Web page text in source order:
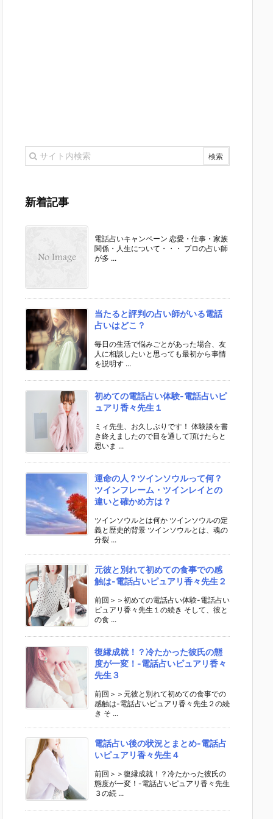
新着記事
電話占いキャンペーン 恋愛・仕事・家族
関係・人生について・・・ プロの占い師
が多 ...
当たると評判の占い師がいる電話
占いはどこ？
毎日の生活で悩みごとがあった場合、友
人に相談したいと思っても最初から事情
を説明す ...
初めての電話占い体験-電話占いピ
ュアリ香々先生１
ミィ先生、お久しぶりです！ 体験談を書
き終えましたので目を通して頂けたらと
思いま ...
運命の人？ツインソウルって何？
ツインフレーム・ツインレイとの
違いと確かめ方は？
ツインソウルとは何か ツインソウルの定
義と歴史的背景 ツインソウルとは、魂の
分裂 ...
元彼と別れて初めての食事での感
触は-電話占いピュアリ香々先生２
前回＞＞初めての電話占い体験-電話占い
ピュアリ香々先生１の続き そして、彼と
の食 ...
復縁成就！？冷たかった彼氏の態
度が一変！-電話占いピュアリ香々
先生３
前回＞＞元彼と別れて初めての食事での
感触は-電話占いピュアリ香々先生２の続
き そ ...
電話占い後の状況とまとめ-電話占
いピュアリ香々先生４
前回＞＞復縁成就！？冷たかった彼氏の
態度が一変！-電話占いピュアリ香々先生
３の続 ...